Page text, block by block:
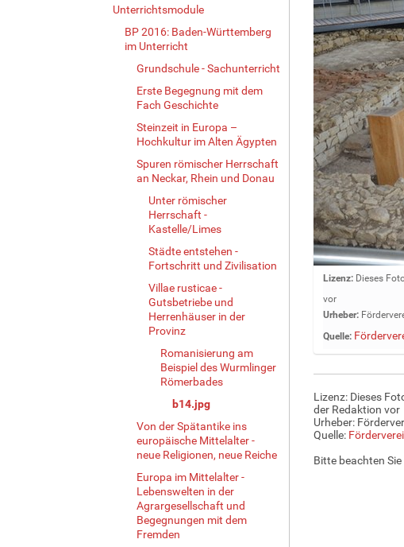
Unterrichtsmodule
BP 2016: Baden-Württemberg
im Unterricht
Grundschule - Sachunterricht
Erste Begegnung mit dem
Fach Geschichte
Steinzeit in Europa –
Hochkultur im Alten Ägypten
Spuren römischer Herrschaft
an Neckar, Rhein und Donau
Unter römischer
Herrschaft -
Kastelle/Limes
Städte entstehen -
Fortschritt und Zivilisation
Villae rusticae -
Gutsbetriebe und
Herrenhäuser in der
Provinz
Romanisierung am
Beispiel des Wurmlinger
Römerbades
b14.jpg
Von der Spätantike ins
europäische Mittelalter -
neue Religionen, neue Reiche
Europa im Mittelalter -
Lebenswelten in der
Agrargesellschaft und
Begegnungen mit dem
Fremden
Z
i
e
B
i
d
i
n
o
Lizenz:Dieses
vor
Urheber:
Quelle:
Lizenz: Dieses
der Redaktion vor
Urheber:
Quelle:
Bitte beachten